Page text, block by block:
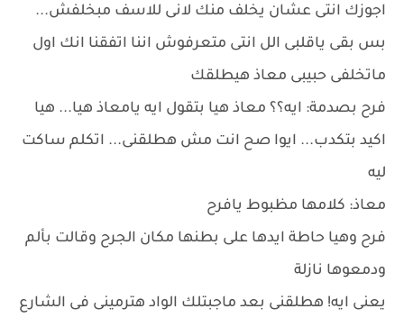
اجوزك انتى عشان يخلف منك لانى للاسف مبخلفش...
بس بقى ياقلبى الل انتى متعرفوش اننا اتفقنا انك اول
ماتخلفى حبيبى معاذ هيطلقك
فرح بصدمة: ايه؟؟ معاذ هيا بتقول ايه يامعاذ هيا... هيا
اكيد بتكدب... ايوا صح انت مش هطلقنى... اتكلم ساكت
ليه
معاذ: كلامها مظبوط يافرح
فرح وهيا حاطة ايدها على بطنها مكان الجرح وقالت بألم
ودمعوها نازلة
يعنى ايه! هطلقنى بعد ماجبتلك الواد هترمينى فى الشارع